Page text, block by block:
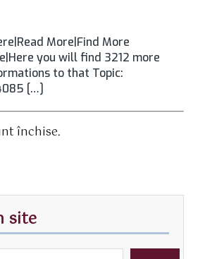
More|Find More
you will find 3212 more
to that Topic:
[…]
închise.
site